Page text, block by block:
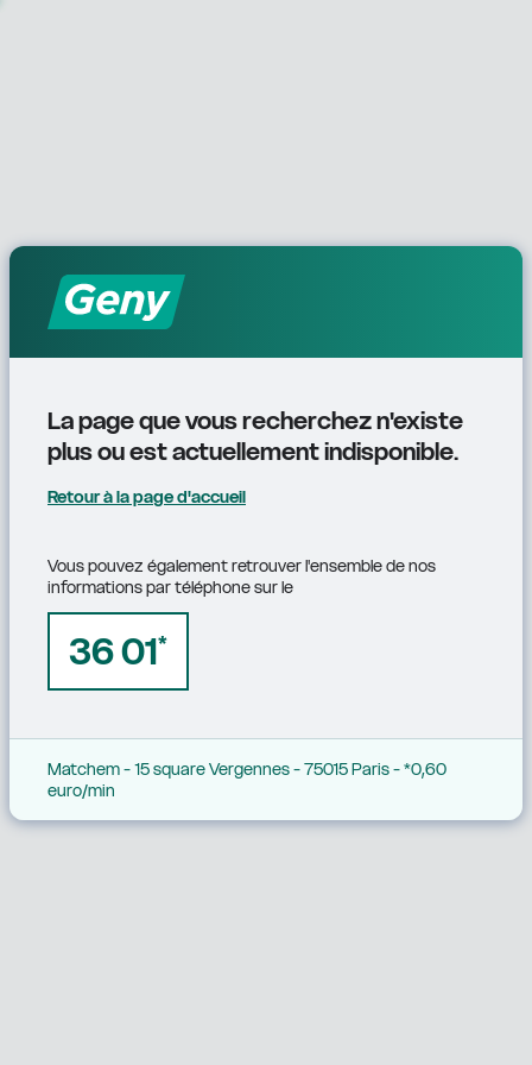
La page que vous recherchez n'existe
plus ou est actuellement indisponible.
Retour à la page d'accueil
Vous pouvez également retrouver l'ensemble de nos
informations par téléphone sur le
36 01*
Matchem - 15 square Vergennes - 75015 Paris - *0,60
euro/min